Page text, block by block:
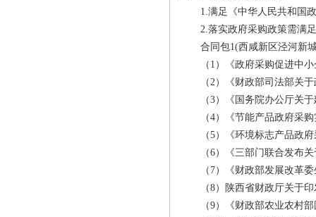
1.满足《中华人民共和国
2.落实政府采购政策需满
合同包1(西咸新区泾河新
（1）《政府采购促进中
（2）《财政部司法部关
（3）《国务院办公厅关
（4）《节能产品政府采
（5）《环境标志产品政
（6）《三部门联合发布
（7）《财政部发展改革
（8）陕西省财政厅关于
（9）《财政部农业农村